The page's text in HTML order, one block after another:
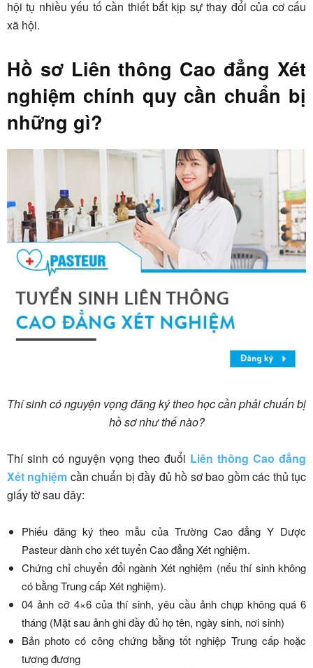
hội tụ nhiều yếu tố cần thiết bắt kịp sự thay đổi của cơ cấu
xã hội.
Hồ sơ Liên thông Cao đẳng Xét
nghiệm chính quy cần chuẩn bị
những gì?
Thí sinh có nguyện vọng đăng ký theo học cần phải chuẩn bị
hồ sơ như thế nào?
Thí sinh có nguyện vọng theo đuổi Liên thông Cao đẳng
Xét nghiệm cần chuẩn bị đầy đủ hồ sơ bao gồm các thủ tục
giấy tờ sau đây:
Phiếu đăng ký theo mẫu của Trường Cao đẳng Y Dược
Pasteur dành cho xét tuyển Cao đẳng Xét nghiệm.
Chứng chỉ chuyển đổi ngành Xét nghiệm (nếu thí sinh không
có bằng Trung cấp Xét nghiệm).
04 ảnh cỡ 4×6 của thí sinh, yêu cầu ảnh chụp không quá 6
tháng (Mặt sau ảnh ghi đầy đủ họ tên, ngày sinh, nơi sinh)
Bản photo có công chứng bằng tốt nghiệp Trung cấp hoặc
tương đương